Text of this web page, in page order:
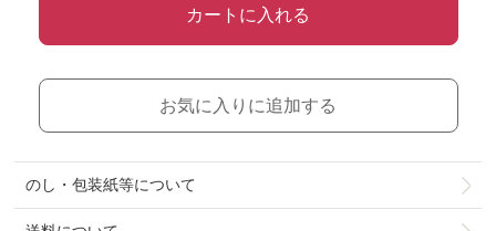
カートに入れる
お気に入りに追加する
のし・包装紙等について